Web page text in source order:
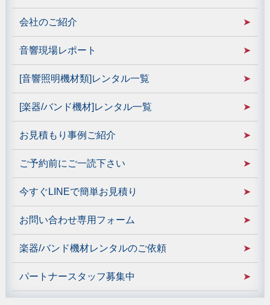
会社のご紹介
音響現場レポート
[音響照明機材類]レンタル一覧
[楽器/バンド機材]レンタル一覧
お見積もり事例ご紹介
ご予約前にご一読下さい
今すぐLINEで簡単お見積り
お問い合わせ専用フォーム
楽器/バンド機材レンタルのご依頼
パートナースタッフ募集中